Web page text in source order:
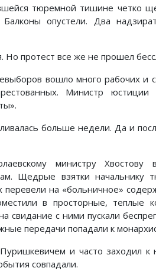
тюремной тишине четко
опустели. Два
протест все же не прошел
вошло много рабочих и
Министр юстиции
больше недели. Да и
министру
Щедрые взятки начальнику
на «больничное»
в просторные, теплые
свидание с ними пускали
передачи попадали к
и часто заходил
совпадали.